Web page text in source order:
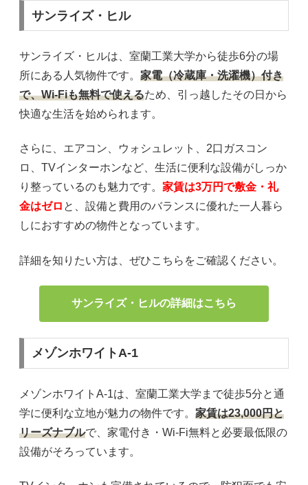
サンライズ・ヒル
サンライズ・ヒルは、室蘭工業大学から徒歩6分の場
所にある人気物件です。 家電（冷蔵庫・洗濯機）付き
で、Wi-Fiも無料で使えるため、引っ越したその日から
快適な生活を始められます。
さらに、エアコン、ウォシュレット、2口ガスコン
ロ、TVインターホンなど、生活に便利な設備がしっか
り整っているのも魅力です。 家賃は3万円で敷金・礼
金はゼロ と、設備と費用のバランスに優れた一人暮ら
しにおすすめの物件となっています。
詳細を知りたい方は、ぜひこちらをご確認ください。
サンライズ・ヒルの詳細はこちら
メゾンホワイトA-1
メゾンホワイトA-1は、室蘭工業大学まで徒歩5分と通
学に便利な立地が魅力の物件です。 家賃は23,000円と
リーズナブルで、家電付き・Wi-Fi無料と必要最低限の
設備がそろっています。